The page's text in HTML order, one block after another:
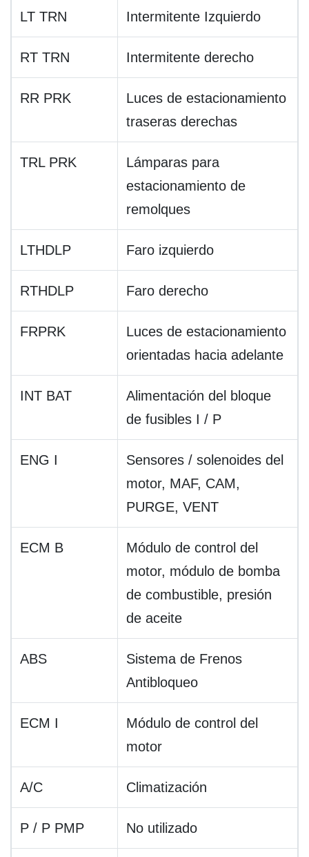
LT TRN Intermitente Izquierdo
RT TRN Intermitente derecho
RR PRK
Luces de estacionamiento
traseras derechas
TRL PRK
Lámparas para
estacionamiento de
remolques
LTHDLP Faro izquierdo
RTHDLP Faro derecho
FRPRK
Luces de estacionamiento
orientadas hacia adelante
INT BAT
Alimentación del bloque
de fusibles I / P
ENG I
Sensores / solenoides del
motor, MAF, CAM,
PURGE, VENT
ECM B
Módulo de control del
motor, módulo de bomba
de combustible, presión
de aceite
ABS
Sistema de Frenos
Antibloqueo
ECM I
Módulo de control del
motor
A/C Climatización
P / P PMP No utilizado